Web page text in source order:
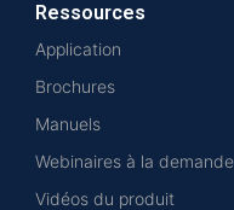
Ressources
Application
Brochures
Manuels
Webinaires à la demande
Vidéos du produit